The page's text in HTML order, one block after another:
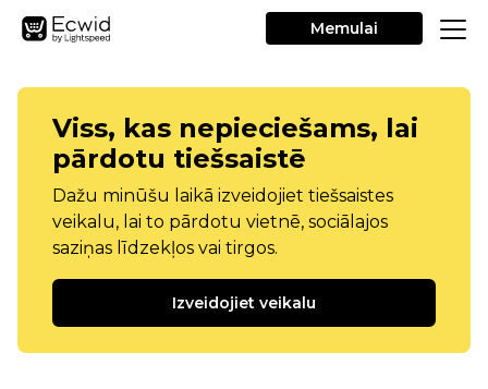
Memulai
Viss, kas nepieciešams, lai
pārdotu tiešsaistē
Dažu minūšu laikā izveidojiet tiešsaistes
veikalu, lai to pārdotu vietnē, sociālajos
saziņas līdzekļos vai tirgos.
Izveidojiet veikalu